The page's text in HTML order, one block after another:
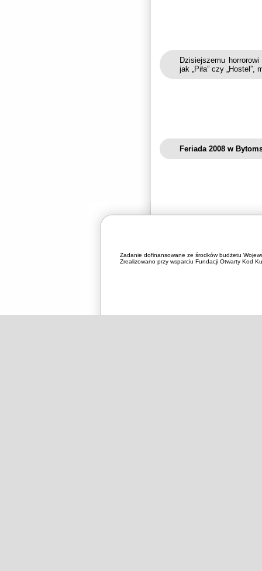
Dzisiejszemu
jak „Piła” czy
Feriada 2008 w
Zadanie dofinansowane ze środków budżetu
Zrealizowano przy wsparciu Fundacji Otwarty Kod